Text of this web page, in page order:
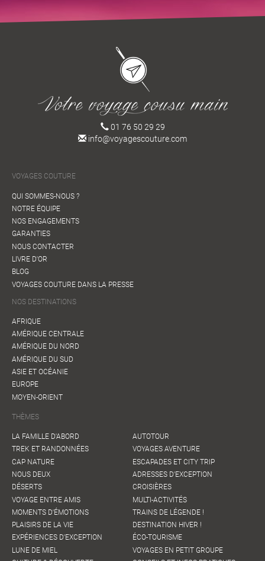
01 76 50 29 29
info@voyagescouture.com
VOYAGES COUTURE
QUI SOMMES-NOUS ?
NOTRE ÉQUIPE
NOS ENGAGEMENTS
GARANTIES
NOUS CONTACTER
LIVRE D'OR
BLOG
VOYAGES COUTURE DANS LA PRESSE
NOS DESTINATIONS
AFRIQUE
AMÉRIQUE CENTRALE
AMÉRIQUE DU NORD
AMÉRIQUE DU SUD
ASIE ET OCÉANIE
EUROPE
MOYEN-ORIENT
THÈMES
LA FAMILLE D'ABORD
TREK ET RANDONNÉES
CAP NATURE
NOUS DEUX
DÉSERTS
VOYAGE ENTRE AMIS
MOMENTS D'ÉMOTIONS
PLAISIRS DE LA VIE
EXPÉRIENCES D'EXCEPTION
LUNE DE MIEL
AUTOTOUR
VOYAGES AVENTURE
ESCAPADES ET CITY TRIP
ADRESSES D'EXCEPTION
CROISIÈRES
MULTI-ACTIVITÉS
TRAINS DE LÉGENDE !
DESTINATION HIVER !
ÉCO-TOURISME
VOYAGES EN PETIT GROUPE